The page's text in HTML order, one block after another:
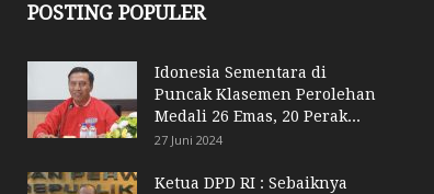
POSTING POPULER
Idonesia Sementara di
Puncak Klasemen Perolehan
Medali 26 Emas, 20 Perak...
27 Juni 2024
Ketua DPD RI : Sebaiknya